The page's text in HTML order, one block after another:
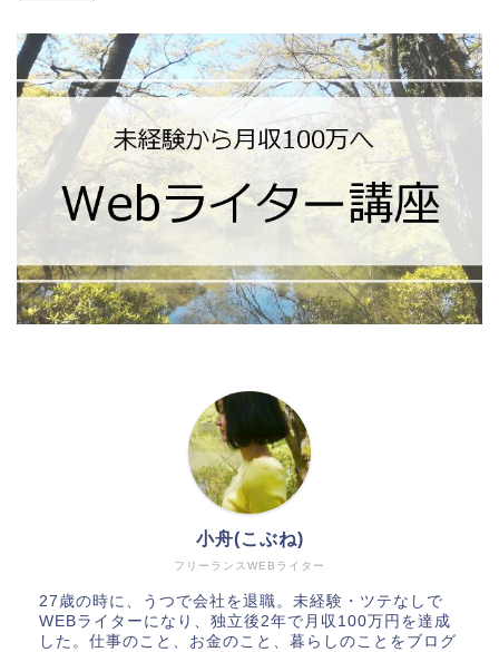
フリーランスWEBライター
小舟(こぶね)
27歳の時に、うつで会社を退職。未経験・ツテなしで
WEBライターになり、独立後2年で月収100万円を達成
した。仕事のこと、お金のこと、暮らしのことをブログ